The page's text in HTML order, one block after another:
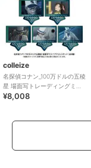
colleize
名探偵コナン_100万ドルの五稜
星 場面写トレーディングミニ
アクリルスタンド(8種BOX)
¥8,008